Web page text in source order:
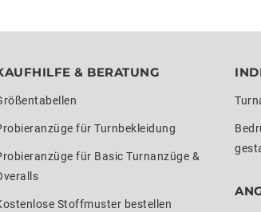
& BERATUNG
für Turnbekleidung
für Basic Turnanzüge &
Stoffmuster bestellen